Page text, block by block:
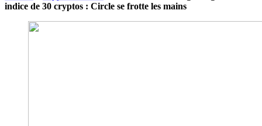
indice de 30 cryptos : Circle se frotte les mains